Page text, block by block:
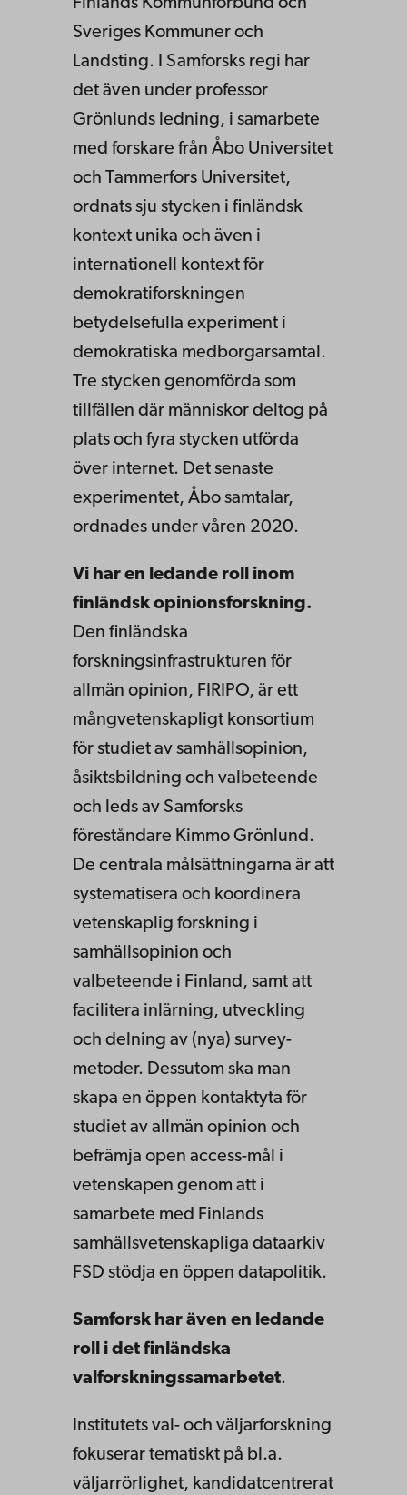
Finlands Kommunförbund och
Sveriges Kommuner och
Landsting. I Samforsks regi har
det även under professor
Grönlunds ledning, i samarbete
med forskare från Åbo Universitet
och Tammerfors Universitet,
ordnats sju stycken i finländsk
kontext unika och även i
internationell kontext för
demokratiforskningen
betydelsefulla experiment i
demokratiska medborgarsamtal.
Tre stycken genomförda som
tillfällen där människor deltog på
plats och fyra stycken utförda
över internet. Det senaste
experimentet, Åbo samtalar,
ordnades under våren 2020.
Vi har en ledande roll inom
finländsk opinionsforskning.
Den finländska
forskningsinfrastrukturen för
allmän opinion, FIRIPO, är ett
mångvetenskapligt konsortium
för studiet av samhällsopinion,
åsiktsbildning och valbeteende
och leds av Samforsks
föreståndare Kimmo Grönlund.
De centrala målsättningarna är att
systematisera och koordinera
vetenskaplig forskning i
samhällsopinion och
valbeteende i Finland, samt att
facilitera inlärning, utveckling
och delning av (nya) survey-
metoder. Dessutom ska man
skapa en öppen kontaktyta för
studiet av allmän opinion och
befrämja open access-mål i
vetenskapen genom att i
samarbete med Finlands
samhällsvetenskapliga dataarkiv
FSD stödja en öppen datapolitik.
Samforsk har även en ledande
roll i det finländska
valforskningssamarbetet.
Institutets val- och väljarforskning
fokuserar tematiskt på bl.a.
väljarrörlighet, kandidatcentrerat